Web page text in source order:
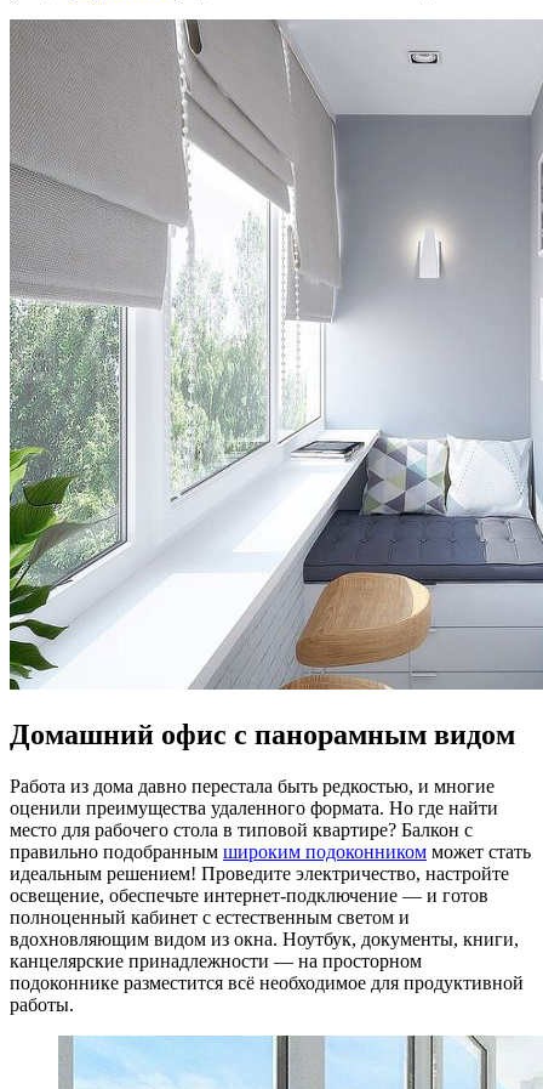
Домашний офис с панорамным видом
Работа из дома давно перестала быть редкостью, и многие
оценили преимущества удаленного формата. Но где найти
место для рабочего стола в типовой квартире? Балкон с
правильно подобранным широким подоконником может стать
идеальным решением! Проведите электричество, настройте
освещение, обеспечьте интернет-подключение — и готов
полноценный кабинет с естественным светом и
вдохновляющим видом из окна. Ноутбук, документы, книги,
канцелярские принадлежности — на просторном
подоконнике разместится всё необходимое для продуктивной
работы.